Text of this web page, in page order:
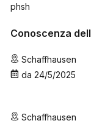
phsh
Conoscenza
Schaffhausen
da 24/5/2025
Schaffhausen